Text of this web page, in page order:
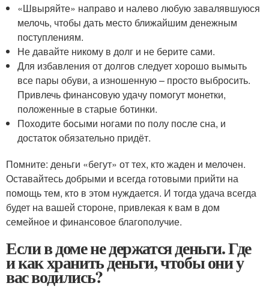
«Швыряйте» направо и налево любую завалявшуюся
мелочь, чтобы дать место ближайшим денежным
поступлениям.
Не давайте никому в долг и не берите сами.
Для избавления от долгов следует хорошо вымыть
все пары обуви, а изношенную – просто выбросить.
Привлечь финансовую удачу помогут монетки,
положенные в старые ботинки.
Походите босыми ногами по полу после сна, и
достаток обязательно придёт.
Помните: деньги «бегут» от тех, кто жаден и мелочен.
Оставайтесь добрыми и всегда готовыми прийти на
помощь тем, кто в этом нуждается. И тогда удача всегда
будет на вашей стороне, привлекая к вам в дом
семейное и финансовое благополучие.
Если в доме не держатся деньги. Где
и как хранить деньги, чтобы они у
вас водились?